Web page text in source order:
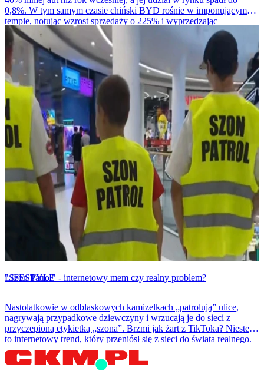
0,8%. W tym samym czasie chiński BYD rośnie w imponującym
tempie, notując wzrost sprzedaży o 225% i wyprzedzając
amerykańskiego giganta.
LIFESTYLE
"Szon Patrol" - internetowy mem czy realny problem?
Nastolatkowie w odblaskowych kamizelkach „patrolują” ulice,
nagrywają przypadkowe dziewczyny i wrzucają je do sieci z
przyczepioną etykietką „szona”. Brzmi jak żart z TikToka? Niestety
to internetowy trend, który przeniósł się z sieci do świata realnego.